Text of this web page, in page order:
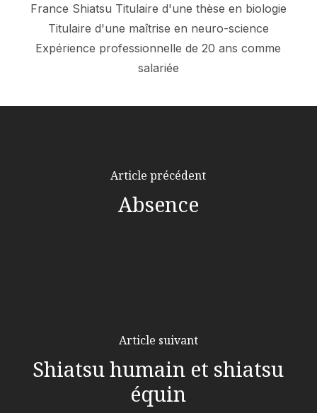
France Shiatsu Titulaire d'une thèse en biologie
Titulaire d'une maîtrise en neuro-science
Expérience professionnelle de 20 ans comme
salariée
Article précédent
Absence
Article suivant
Shiatsu humain et shiatsu
équin